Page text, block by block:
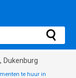
Dukenburg
te huur in